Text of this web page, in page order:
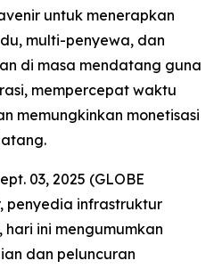
untuk menerapkan
multi-penyewa, dan
di masa mendatang guna
mempercepat waktu
memungkinkan monetisasi
03, 2025 (GLOBE
penyedia infrastruktur
ini mengumumkan
dan peluncuran